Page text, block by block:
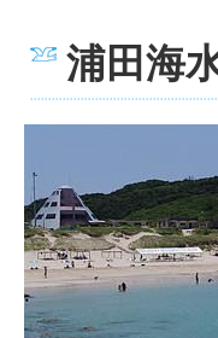
浦田海